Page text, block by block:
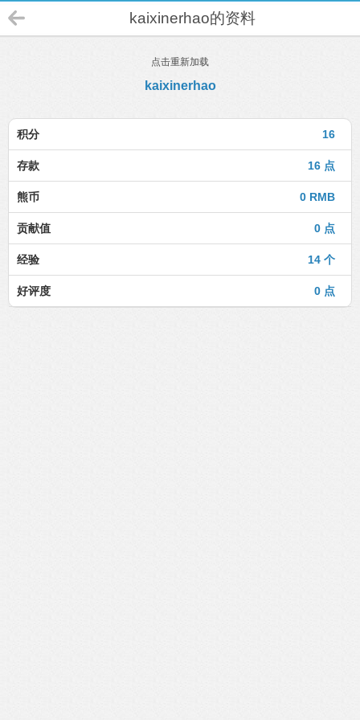
kaixinerhao的资料
点击重新加载
kaixinerhao
16
积分
16 点
存款
0 RMB
熊币
0 点
贡献值
14 个
经验
0 点
好评度